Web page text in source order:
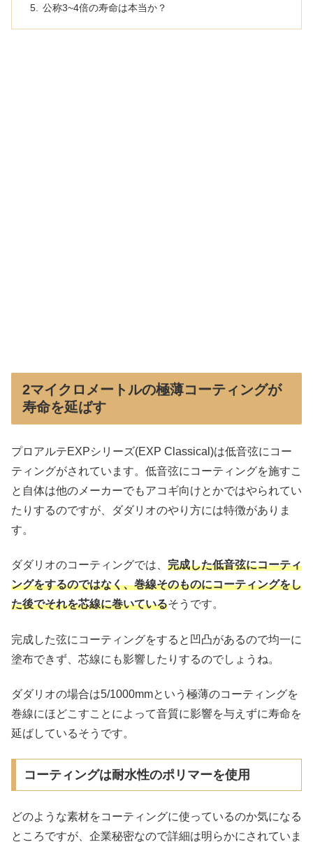
公称3~4倍の寿命は本当か？
2マイクロメートルの極薄コーティングが
寿命を延ばす
プロアルテEXPシリーズ(EXP Classical)は低音弦にコー
ティングがされています。低音弦にコーティングを施すこ
と自体は他のメーカーでもアコギ向けとかではやられてい
たりするのですが、ダダリオのやり方には特徴がありま
す。
ダダリオのコーティングでは、 完成した低音弦にコーティ
ングをするのではなく、巻線そのものにコーティングをし
た後でそれを芯線に巻いているそうです。
完成した弦にコーティングをすると凹凸があるので均一に
塗布できず、芯線にも影響したりするのでしょうね。
ダダリオの場合は5/1000mmという極薄のコーティングを
巻線にほどこすことによって音質に影響を与えずに寿命を
延ばしているそうです。
コーティングは耐水性のポリマーを使用
どのような素材をコーティングに使っているのか気になる
ところですが、企業秘密なので詳細は明らかにされていま